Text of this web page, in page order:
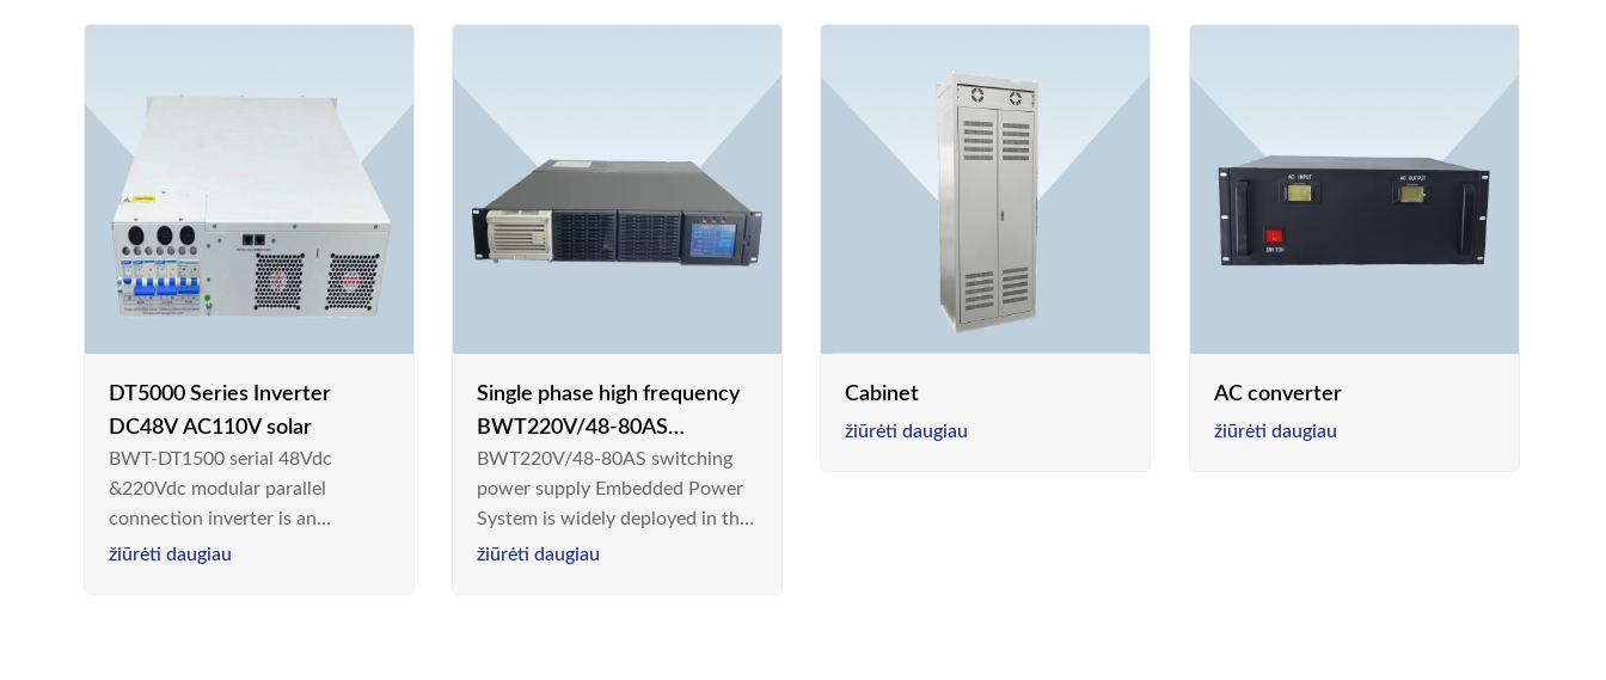
DT5000 Series Inverter
DC48V AC110V solar
BWT-DT1500 serial 48Vdc
&220Vdc modular parallel
connection inverter is an
inversion device that converts
žiūrėti daugiau
Single phase high frequency
BWT220V/48-80AS
switching power supply
BWT220V/48-80AS switching
power supply Embedded Power
System is widely deployed in the
Telecom/Industrial environment
žiūrėti daugiau
Cabinet
žiūrėti daugiau
AC converter
žiūrėti daugiau